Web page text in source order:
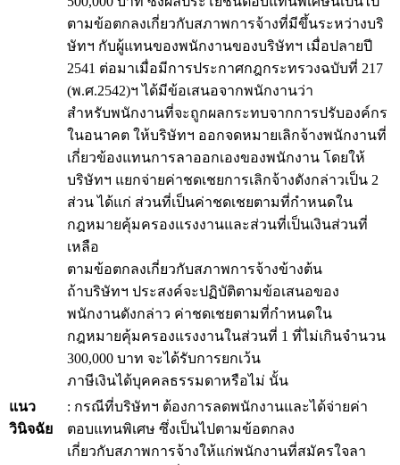
ตามข้อตกลงเกี่ยวกับสภาพการจ้างที่มีขึ้นระหว่างบริ
ษัทฯ กับผู้แทนของพนักงานของบริษัทฯ เมื่อปลายปี
2541 ต่อมาเมื่อมีการประกาศกฎกระทรวงฉบับที่ 217
(พ.ศ.2542)ฯ ได้มีข้อเสนอจากพนักงานว่า
สำหรับพนักงานที่จะถูกผลกระทบจากการปรับองค์กร
ในอนาคต ให้บริษัทฯ ออกจดหมายเลิกจ้างพนักงานที่
เกี่ยวข้องแทนการลาออกเองของพนักงาน โดยให้
บริษัทฯ แยกจ่ายค่าชดเชยการเลิกจ้างดังกล่าวเป็น 2
ส่วน ได้แก่ ส่วนที่เป็นค่าชดเชยตามที่กำหนดใน
กฎหมายคุ้มครองแรงงานและส่วนที่เป็นเงินส่วนที่
เหลือ
ตามข้อตกลงเกี่ยวกับสภาพการจ้างข้างต้น
ถ้าบริษัทฯ ประสงค์จะปฏิบัติตามข้อเสนอของ
พนักงานดังกล่าว ค่าชดเชยตามที่กำหนดใน
กฎหมายคุ้มครองแรงงานในส่วนที่ 1 ที่ไม่เกินจำนวน
300,000 บาท จะได้รับการยกเว้น
ภาษีเงินได้บุคคลธรรมดาหรือไม่ นั้น
แนว
วินิจฉัย
: กรณีที่บริษัทฯ ต้องการลดพนักงานและได้จ่ายค่า
ตอบแทนพิเศษ ซึ่งเป็นไปตามข้อตกลง
เกี่ยวกับสภาพการจ้างให้แก่พนักงานที่สมัครใจลา